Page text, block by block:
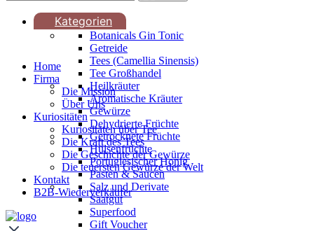
Kategorien
Botanicals Gin Tonic
Getreide
Tees (Camellia Sinensis)
Tee Großhandel
Heilkräuter
Aromatische Kräuter
Gewürze
Dehydrierte Früchte
Getrocknete Früchte
Hülsenfrüchte
Portugiesischer Honig
Pasten & Saucen
Salz und Derivate
Saatgut
Superfood
Gift Voucher
Home
Firma
Die Mission
Über Uns
Kuriositäten
Kuriositäten über Tee
Die Kraft des Tees
Die Geschichte der Gewürze
Die teuersten Gewürze der Welt
Kontakt
B2B-Wiederverkäufer